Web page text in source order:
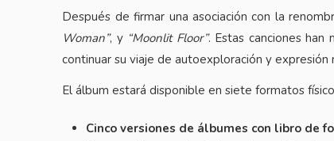
Después de firmar una asociación con la
Woman”, y “Moonlit Floor”. Estas canciones
continuar su viaje de autoexploración y expresión
El álbum estará disponible en siete formatos
Cinco versiones de álbumes con libro de